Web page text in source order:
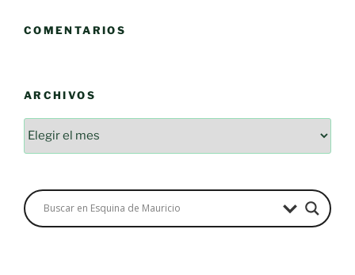
COMENTARIOS
ARCHIVOS
Archivos